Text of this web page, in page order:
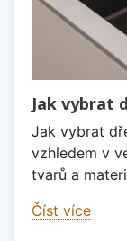
Jak vybrat
Jak vybrat
vzhledem v
tvarů a
Číst více